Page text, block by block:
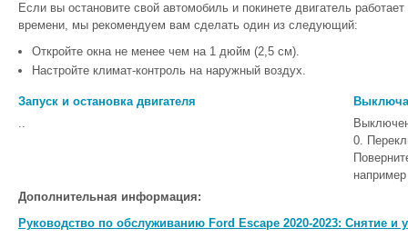
Если вы остановите свой автомобиль и покинете двигатель
времени, мы рекомендуем вам сделать один из следующий:
Откройте окна не менее чем на 1 дюйм (2,5 см).
Настройте климат-контроль на наружный воздух.
Запуск и остановка двигателя
..
0.
Дополнительная информация:
Руководство по обслуживанию Ford Escape 2020-2023: Снятие и